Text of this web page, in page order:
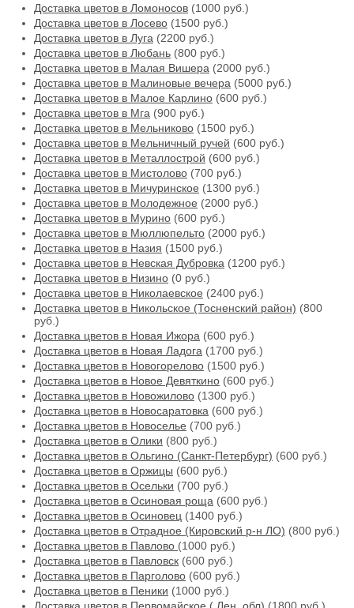
Доставка цветов в Ломоносов (1000 руб.)
Доставка цветов в Лосево (1500 руб.)
Доставка цветов в Луга (2200 руб.)
Доставка цветов в Любань (800 руб.)
Доставка цветов в Малая Вишера (2000 руб.)
Доставка цветов в Малиновые вечера (5000 руб.)
Доставка цветов в Малое Карлино (600 руб.)
Доставка цветов в Мга (900 руб.)
Доставка цветов в Мельниково (1500 руб.)
Доставка цветов в Мельничный ручей (600 руб.)
Доставка цветов в Металлострой (600 руб.)
Доставка цветов в Мистолово (700 руб.)
Доставка цветов в Мичуринское (1300 руб.)
Доставка цветов в Молодежное (2000 руб.)
Доставка цветов в Мурино (600 руб.)
Доставка цветов в Мюллюпельто (2000 руб.)
Доставка цветов в Назия (1500 руб.)
Доставка цветов в Невская Дубровка (1200 руб.)
Доставка цветов в Низино (0 руб.)
Доставка цветов в Николаевское (2400 руб.)
Доставка цветов в Никольское (Тосненский район) (800
руб.)
Доставка цветов в Новая Ижора (600 руб.)
Доставка цветов в Новая Ладога (1700 руб.)
Доставка цветов в Новогорелово (1500 руб.)
Доставка цветов в Новое Девяткино (600 руб.)
Доставка цветов в Новожилово (1300 руб.)
Доставка цветов в Новосаратовка (600 руб.)
Доставка цветов в Новоселье (700 руб.)
Доставка цветов в Олики (800 руб.)
Доставка цветов в Ольгино (Санкт-Петербург) (600 руб.)
Доставка цветов в Оржицы (600 руб.)
Доставка цветов в Осельки (700 руб.)
Доставка цветов в Осиновая роща (600 руб.)
Доставка цветов в Осиновец (1400 руб.)
Доставка цветов в Отрадное (Кировский р-н ЛО) (800 руб.)
Доставка цветов в Павлово (1000 руб.)
Доставка цветов в Павловск (600 руб.)
Доставка цветов в Парголово (600 руб.)
Доставка цветов в Пеники (1000 руб.)